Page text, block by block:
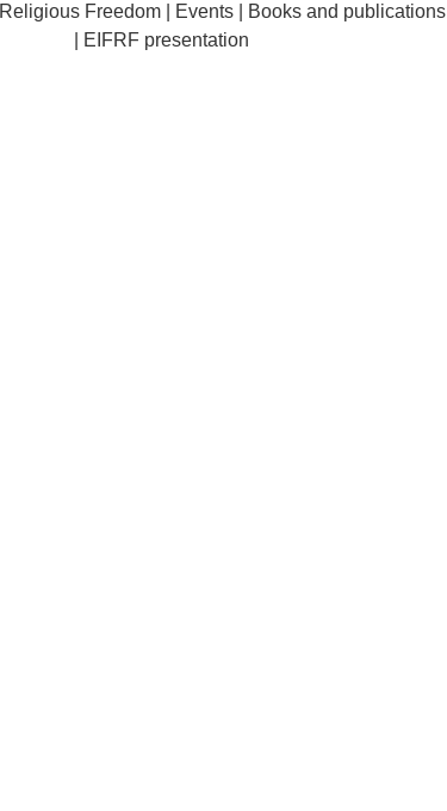
Religious Freedom Events Books and publications
EIFRF presentation